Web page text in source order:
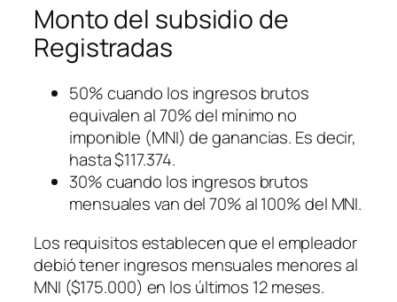
Monto del subsidio de
Registradas
50% cuando los ingresos brutos
equivalen al 70% del mínimo no
imponible (MNI)de ganancias. Es decir,
hasta $117.374.
30% cuando los ingresos brutos
mensuales van del 70% al 100% del MNI.
Los requisitos establecen que el empleador
debió tener ingresos mensuales menores al
MNI ($175.000) en los últimos 12 meses.